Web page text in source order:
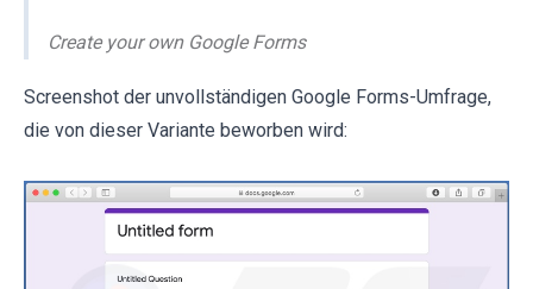
Create your own Google Forms
Screenshot der unvollständigen Google Forms-Umfrage,
die von dieser Variante beworben wird: